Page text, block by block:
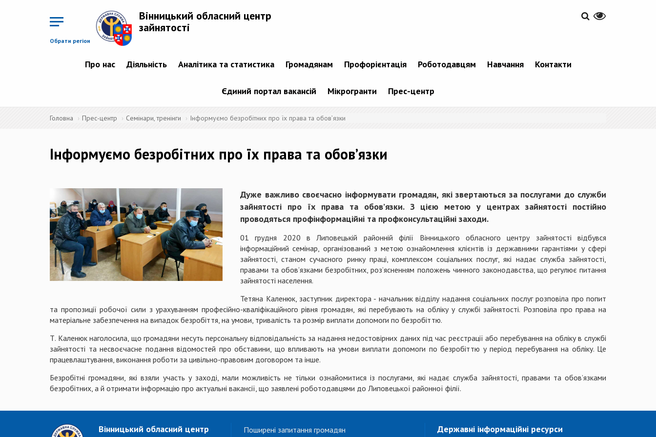
Обрати регіон
Вінницький обласний центр
зайнятості
Про нас Діяльність Аналітика та статистика Громадянам Профорієнтація Роботодавцям Навчання Контакти
Єдиний портал вакансій Мікрогранти Прес-центр
Головна Прес-центр Семінари, тренінги Інформуємо безробітних про їх права та обов’язки
Інформуємо безробітних про їх права та обов’язки
Дуже важливо своєчасно інформувати громадян, які звертаються за послугами до служби
зайнятості про їх права та обов’язки. З цією метою у центрах зайнятості постійно
проводяться профінформаційні та профконсультаційні заходи.
01 грудня 2020 в Липовецькій районній філії Вінницького обласного центру зайнятості відбувся
інформаційний семінар, організований з метою ознайомлення клієнтів із державними гарантіями у сфері
зайнятості, станом сучасного ринку праці, комплексом соціальних послуг, які надає служба зайнятості,
правами та обов’язками безробітних, роз’ясненням положень чинного законодавства, що регулює питання
зайнятості населення.
Тетяна Каленюк, заступник директора - начальник відділу надання соціальних послуг розповіла про попит
та пропозиції робочої сили з урахуванням професійно-кваліфікаційного рівня громадян, які перебувають на обліку у службі зайнятості. Розповіла про права на
матеріальне забезпечення на випадок безробіття, на умови, тривалість та розмір виплати допомоги по безробіттю.
Т. Каленюк наголосила, що громадяни несуть персональну відповідальність за надання недостовірних даних під час реєстрації або перебування на обліку в службі
зайнятості та несвоєчасне подання відомостей про обставини, що впливають на умови виплати допомоги по безробіттю у період перебування на обліку. Це
працевлаштування, виконання роботи за цивільно-правовим договором та інше.
Безробітні громадяни, які взяли участь у заході, мали можливість не тільки ознайомитися із послугами, які надає служба зайнятості, правами та обов’язками
безробітних, а й отримати інформацію про актуальні вакансії, що заявлені роботодавцями до Липовецької районної філії.
Вінницький обласний центр
Поширені запитання громадян Державні інформаційні ресурси